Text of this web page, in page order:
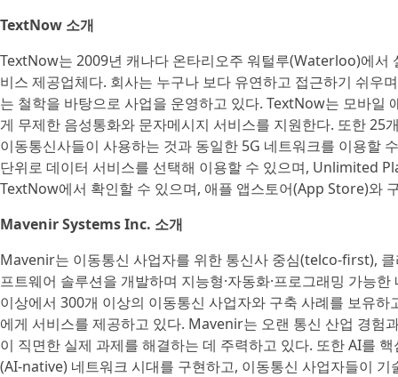
TextNow 소개
TextNow는 2009년 캐나다 온타리오주 워털루(Waterloo)에서
비스 제공업체다. 회사는 누구나 보다 유연하고 접근하기 쉬우
는 철학을 바탕으로 사업을 운영하고 있다. TextNow는 모바일
게 무제한 음성통화와 문자메시지 서비스를 지원한다. 또한
이동통신사들이 사용하는 것과 동일한 5G 네트워크를 이용할
단위로 데이터 서비스를 선택해 이용할 수 있으며, Unlimited
TextNow에서 확인할 수 있으며, 애플 앱스토어(App Store)와
Mavenir Systems Inc. 소개
Mavenir는 이동통신 사업자를 위한 통신사 중심(telco-first),
프트웨어 솔루션을 개발하며 지능형·자동화·프로그래밍 가능
이상에서 300개 이상의 이동통신 사업자와 구축 사례를 보유
에게 서비스를 제공하고 있다. Mavenir는 오랜 통신 산업 경험
이 직면한 실제 과제를 해결하는 데 주력하고 있다. 또한 AI를
(AI-native) 네트워크 시대를 구현하고, 이동통신 사업자들이